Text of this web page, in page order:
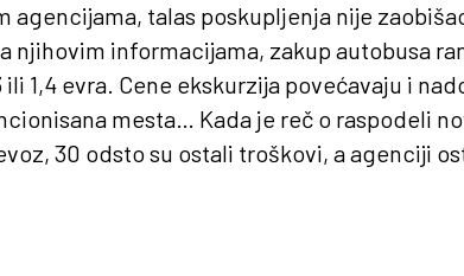
agencijama, talas poskupljenja nije
njihovim informacijama, zakup autobusa
1,4 evra. Cene ekskurzija povećavaju i
mesta… Kada je reč o raspodeli
30 odsto su ostali troškovi, a agenciji